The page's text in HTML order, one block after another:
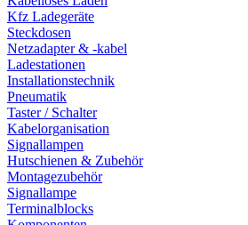
Kfz Ladegeräte
Steckdosen
Netzadapter & -kabel
Ladestationen
Installationstechnik
Pneumatik
Taster / Schalter
Kabelorganisation
Signallampen
Hutschienen & Zubehör
Montagezubehör
Signallampe
Terminalblocks